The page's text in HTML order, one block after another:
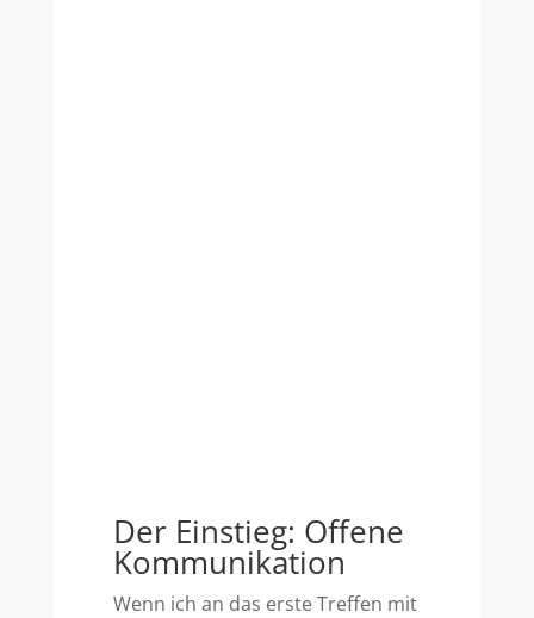
Der Einstieg: Offene
Kommunikation
Wenn ich an das erste Treffen mit